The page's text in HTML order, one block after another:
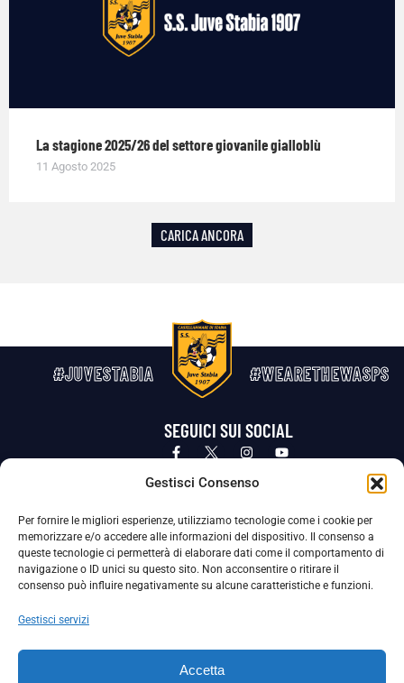
Gestisci Consenso
Per fornire le migliori esperienze, utilizziamo tecnologie come i cookie per
memorizzare e/o accedere alle informazioni del dispositivo. Il consenso a
queste tecnologie ci permetterà di elaborare dati come il comportamento di
navigazione o ID unici su questo sito. Non acconsentire o ritirare il
consenso può influire negativamente su alcune caratteristiche e funzioni.
Gestisci servizi
Accetta
La stagione 2025/26 del settore giovanile gialloblù
11 Agosto 2025
CARICA ANCORA
#JUVESTABIA #WEARETHEWASPS
SEGUICI SUI SOCIAL
Privacy Policy Cookie Policy
La Società ha nominato il Responsabile della Protezione dei Dati Personali (DPO), figura specializzata che vigila sulle modalità
adottate dalla nostra Società per tutelare i Suoi dati personali.
Per contattare il DPO può scrivere a